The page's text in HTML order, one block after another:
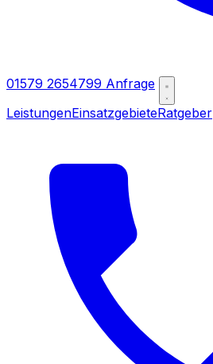
01579 2654799 Anfrage
LeistungenEinsatzgebieteRatgeber